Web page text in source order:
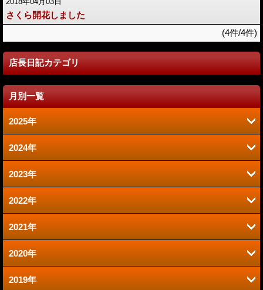
さくら開花しました
(4件/4件)
店長日記カテゴリ
月別一覧
2025年
6月 (2)
1月 (1)
2024年
9月 (2)
8月 (2)
2023年
6月 (1)
2022年
12月 (1)
10月 (1)
9月 (1)
2021年
12月 (1)
9月 (1)
2020年
12月 (1)
2019年